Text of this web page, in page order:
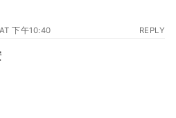
下午10:40 REPLY